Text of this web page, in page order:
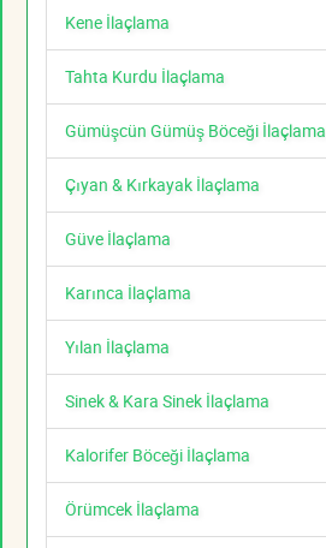
Kene İlaçlama
Tahta Kurdu İlaçlama
Gümüşcün Gümüş Böceği İlaçlama
Çıyan & Kırkayak İlaçlama
Güve İlaçlama
Karınca İlaçlama
Yılan İlaçlama
Sinek & Kara Sinek İlaçlama
Kalorifer Böceği İlaçlama
Örümcek İlaçlama